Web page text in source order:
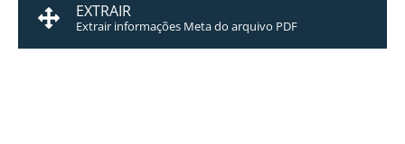
EXTRAIR
Extrair informações Meta do arquivo PDF